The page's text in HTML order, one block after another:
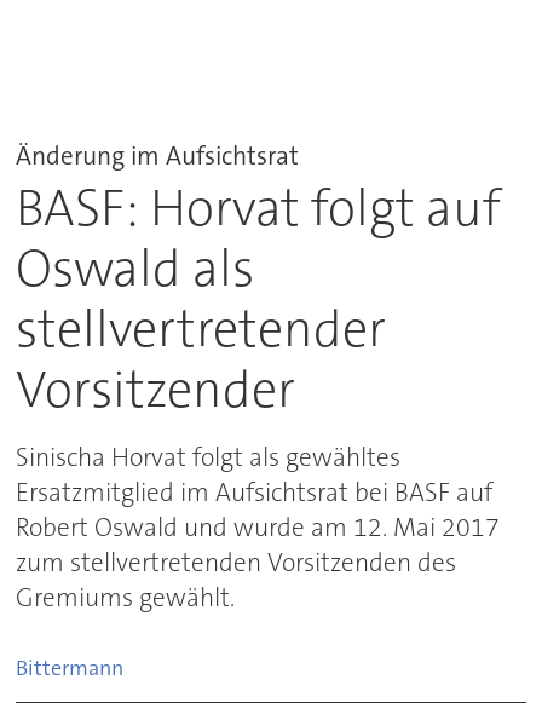
Änderung im Aufsichtsrat
BASF: Horvat folgt auf
Oswald als
stellvertretender
Vorsitzender
Sinischa Horvat folgt als gewähltes
Ersatzmitglied im Aufsichtsrat bei BASF auf
Robert Oswald und wurde am 12. Mai 2017
zum stellvertretenden Vorsitzenden des
Gremiums gewählt.
Bittermann